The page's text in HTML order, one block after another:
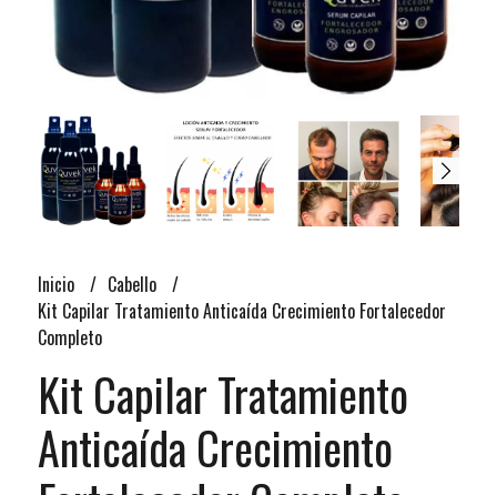
Inicio
Cabello
Kit Capilar Tratamiento Anticaída Crecimiento Fortalecedor
Completo
Kit Capilar Tratamiento
Anticaída Crecimiento